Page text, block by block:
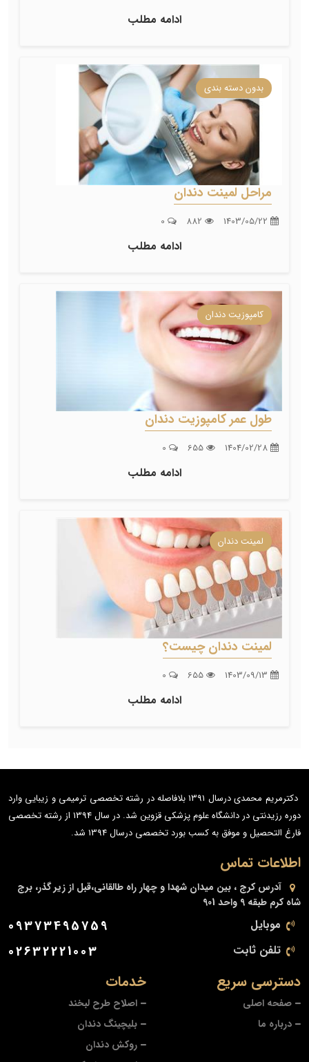
ادامه مطلب
بدون دسته بندی
مراحل لمینت دندان
ادامه مطلب
کامپوزیت دندان
طول عمر کامپوزیت دندان
ادامه مطلب
لمینت دندان
لمینت دندان چیست؟
ادامه مطلب
دکترمریم محمدی درسال 1391 بلافاصله در رشته تخصصی ترمیمی و زیبایی وارد
دوره رزیدنتی در دانشگاه علوم پزشکی قزوین شد. در سال 1394 از رشته تخصصی
فارغ التحصیل و موفق به کسب بورد تخصصی درسال 1394 شد.
خدمات
اصلاح طرح لبخند
بلیچینگ دندان
روکش دندان
دسترسی سریع
صفحه اصلی
درباره ما
اطلاعات تماس
آدرس کرج ، بین میدان شهدا و چهار راه طالقانی،قبل از زیر گذر، برج
شاه کرم طبقه 9 واحد 901
موبایل 09373495759
تلفن ثابت 02632221003